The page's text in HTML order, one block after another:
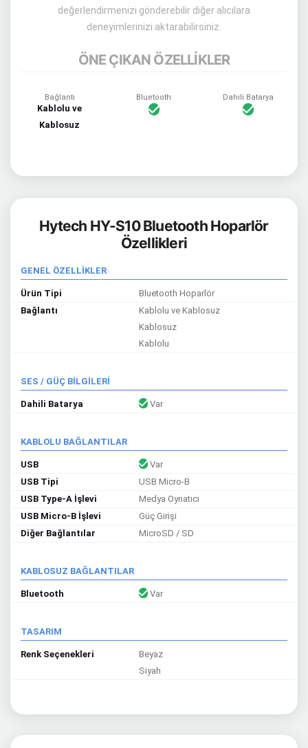
değerlendirmenizi gönderebilir diğer alıcılara
deneyimlerinizi aktarabilirsiniz.
ÖNE ÇIKAN ÖZELLİKLER
Bağlantı
Kablolu ve
Kablosuz
Bluetooth Dahili Batarya
Hytech HY-S10 Bluetooth Hoparlör
Özellikleri
GENEL ÖZELLİKLER
Ürün Tipi
Bluetooth Hoparlör
Bağlantı
Kablolu ve Kablosuz
Kablosuz
Kablolu
SES / GÜÇ BİLGİLERİ
Dahili Batarya Var
KABLOLU BAĞLANTILAR
USB
Var
USB Tipi
USB Micro-B
USB Type-A İşlevi
Medya Oynatıcı
USB Micro-B İşlevi
Güç Girişi
Diğer Bağlantılar
MicroSD / SD
KABLOSUZ BAĞLANTILAR
Bluetooth Var
TASARIM
Renk Seçenekleri
Beyaz
Siyah